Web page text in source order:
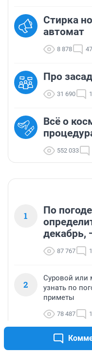
Стирка
автомат
8 878 47
Про
31 690
Всё о
552 033
1
По
декабрь,
87 767
2
Суровой или
узнать по
приметы
78 487
3
Какой будет
августа, —